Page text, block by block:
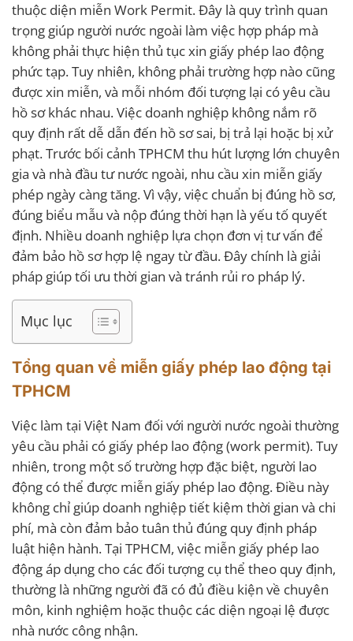
thuộc diện miễn Work Permit. Đây là quy trình quan
trọng giúp người nước ngoài làm việc hợp pháp mà
không phải thực hiện thủ tục xin giấy phép lao động
phức tạp. Tuy nhiên, không phải trường hợp nào cũng
được xin miễn, và mỗi nhóm đối tượng lại có yêu cầu
hồ sơ khác nhau. Việc doanh nghiệp không nắm rõ
quy định rất dễ dẫn đến hồ sơ sai, bị trả lại hoặc bị xử
phạt. Trước bối cảnh TPHCM thu hút lượng lớn chuyên
gia và nhà đầu tư nước ngoài, nhu cầu xin miễn giấy
phép ngày càng tăng. Vì vậy, việc chuẩn bị đúng hồ sơ,
đúng biểu mẫu và nộp đúng thời hạn là yếu tố quyết
định. Nhiều doanh nghiệp lựa chọn đơn vị tư vấn để
đảm bảo hồ sơ hợp lệ ngay từ đầu. Đây chính là giải
pháp giúp tối ưu thời gian và tránh rủi ro pháp lý.
Mục lục
Tổng quan về miễn giấy phép lao động tại
TPHCM
Việc làm tại Việt Nam đối với người nước ngoài thường
yêu cầu phải có giấy phép lao động (work permit). Tuy
nhiên, trong một số trường hợp đặc biệt, người lao
động có thể được miễn giấy phép lao động. Điều này
không chỉ giúp doanh nghiệp tiết kiệm thời gian và chi
phí, mà còn đảm bảo tuân thủ đúng quy định pháp
luật hiện hành. Tại TPHCM, việc miễn giấy phép lao
động áp dụng cho các đối tượng cụ thể theo quy định,
thường là những người đã có đủ điều kiện về chuyên
môn, kinh nghiệm hoặc thuộc các diện ngoại lệ được
nhà nước công nhận.